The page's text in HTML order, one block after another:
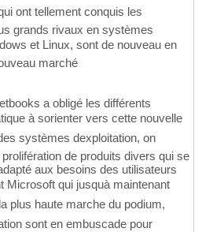
ont tellement conquis les
grands rivaux en systèmes
et Linux, sont de nouveau en
marché
a obligé les différents
à sorienter vers cette nouvelle
systèmes dexploitation, on
de produits divers qui se
aux besoins des utilisateurs
Microsoft qui jusquà maintenant
plus haute marche du podium,
sont en embuscade pour